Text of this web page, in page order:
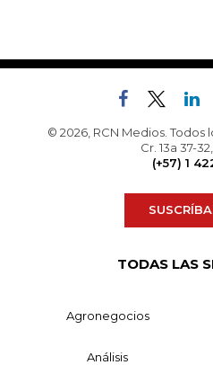
© 2026, RCN Medios. Todos
Cr. 13a 37-
(+57) 1
TODAS LAS
Agronegocios
Análisis